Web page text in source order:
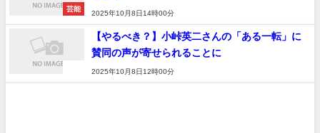
芸能
2025年10月8日14時00分
【やるべき？】小峠英二さんの「ある一転」に
賛同の声が寄せられることに
2025年10月8日12時00分